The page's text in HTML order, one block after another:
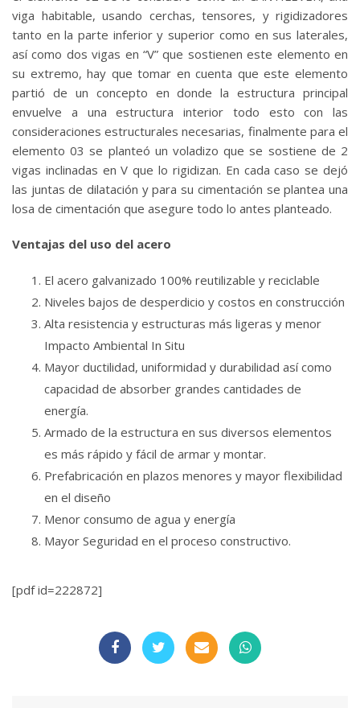
viga habitable, usando cerchas, tensores, y rigidizadores
tanto en la parte inferior y superior como en sus laterales,
así como dos vigas en “V” que sostienen este elemento en
su extremo, hay que tomar en cuenta que este elemento
partió de un concepto en donde la estructura principal
envuelve a una estructura interior todo esto con las
consideraciones estructurales necesarias, finalmente para el
elemento 03 se planteó un voladizo que se sostiene de 2
vigas inclinadas en V que lo rigidizan. En cada caso se dejó
las juntas de dilatación y para su cimentación se plantea una
losa de cimentación que asegure todo lo antes planteado.
Ventajas del uso del acero
El acero galvanizado 100% reutilizable y reciclable
Niveles bajos de desperdicio y costos en construcción
Alta resistencia y estructuras más ligeras y menor
Impacto Ambiental In Situ
Mayor ductilidad, uniformidad y durabilidad así como
capacidad de absorber grandes cantidades de
energía.
Armado de la estructura en sus diversos elementos
es más rápido y fácil de armar y montar.
Prefabricación en plazos menores y mayor flexibilidad
en el diseño
Menor consumo de agua y energía
Mayor Seguridad en el proceso constructivo.
[pdf id=222872]